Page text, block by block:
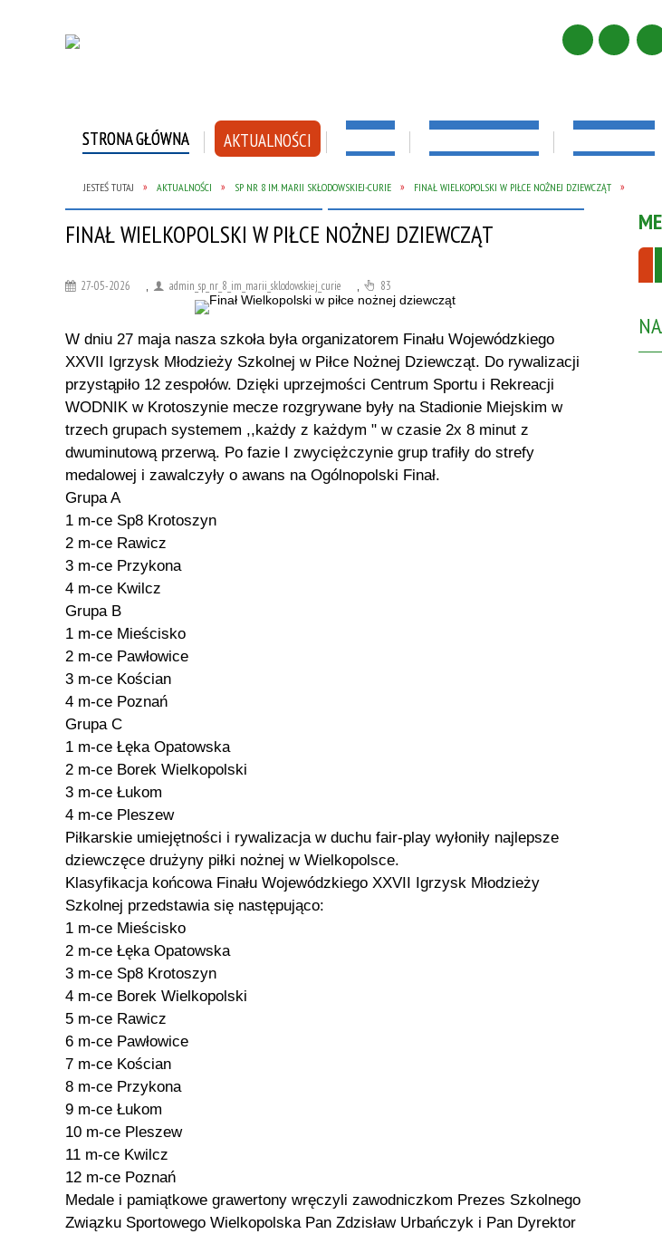
STRONA GŁÓWNA AKTUALNOŚCI
PROJEKT ERASMUS + PIELĘGNIARKA SZKOLNA MISJA SZKOŁY
DOKUMENTY SZKOŁY ERASMUS + 2019-2021
AKTUALNOŚCI INFORMACJE O PROJEKCIE DOKUMENTY DO
FLUORYZACJA
JESTEŚ TUTAJ AKTUALNOŚCI SP NR 8 IM. MARII SKŁODOWSKIEJ-CURIE FINAŁ WIELKOPOLSKI W PIŁCE NOŻNEJ DZIEWCZĄT
FINAŁ WIELKOPOLSKI W PIŁCE NOŻNEJ DZIEWCZĄT
27-05-2026 admin_sp_nr_8_im_marii_sklodowskiej_curie 83
W dniu 27 maja nasza szkoła była organizatorem Finału Wojewódzkiego
XXVII Igrzysk Młodzieży Szkolnej w Piłce Nożnej Dziewcząt. Do rywalizacji
przystąpiło 12 zespołów. Dzięki uprzejmości Centrum Sportu i Rekreacji
WODNIK w Krotoszynie mecze rozgrywane były na Stadionie Miejskim w
trzech grupach systemem ,,każdy z każdym " w czasie 2x 8 minut z
dwuminutową przerwą. Po fazie I zwyciężczynie grup trafiły do strefy
medalowej i zawalczyły o awans na Ogólnopolski Finał.
Grupa A
1 m-ce Sp8 Krotoszyn
2 m-ce Rawicz
3 m-ce Przykona
4 m-ce Kwilcz
Grupa B
1 m-ce Mieścisko
2 m-ce Pawłowice
3 m-ce Kościan
4 m-ce Poznań
Grupa C
1 m-ce Łęka Opatowska
2 m-ce Borek Wielkopolski
3 m-ce Łukom
4 m-ce Pleszew
Piłkarskie umiejętności i rywalizacja w duchu fair-play wyłoniły najlepsze
dziewczęce drużyny piłki nożnej w Wielkopolsce.
Klasyfikacja końcowa Finału Wojewódzkiego XXVII Igrzysk Młodzieży
Szkolnej przedstawia się następująco:
1 m-ce Mieścisko
2 m-ce Łęka Opatowska
3 m-ce Sp8 Krotoszyn
4 m-ce Borek Wielkopolski
5 m-ce Rawicz
6 m-ce Pawłowice
7 m-ce Kościan
8 m-ce Przykona
9 m-ce Łukom
10 m-ce Pleszew
11 m-ce Kwilcz
12 m-ce Poznań
Medale i pamiątkowe grawertony wręczyli zawodniczkom Prezes Szkolnego
Związku Sportowego Wielkopolska Pan Zdzisław Urbańczyk i Pan Dyrektor